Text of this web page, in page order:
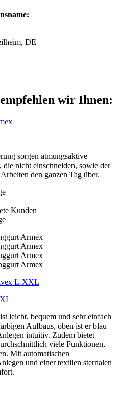
DE
wir Ihnen:
sorgen atmungsaktive
nicht einschneiden, sowie der
den ganzen Tag über.
Kunden
leicht, bequem und sehr einfach
Aufbaus, oben ist er blau
intuitiv. Zudem bietet
viele Funktionen,
Mit automatischen
und einer textilen sternalen